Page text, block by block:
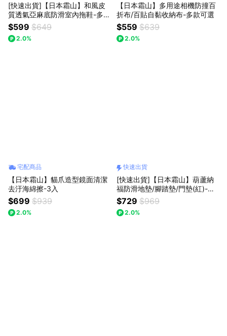
[快速出貨]【日本霜山】和風皮
質透氣亞麻底防滑室內拖鞋-多款
可選-聖誕禮物-交換禮物
$599 $649
2.0%
【日本霜山】多用途相機防撞百
折布/百貼自黏收納布-多款可選
$559 $639
2.0%
宅配商品
【日本霜山】貓爪造型鏡面清潔
去汙海綿擦-3入
$699 $939
2.0%
快速出貨
[快速出貨]【日本霜山】葫蘆納
福防滑地墊/腳踏墊/門墊(紅)-多
款可選-交換禮物-聖誕禮物
$729 $969
2.0%